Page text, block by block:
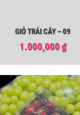
GIỎ TRÁI CÂY – 09
1.000,000₫